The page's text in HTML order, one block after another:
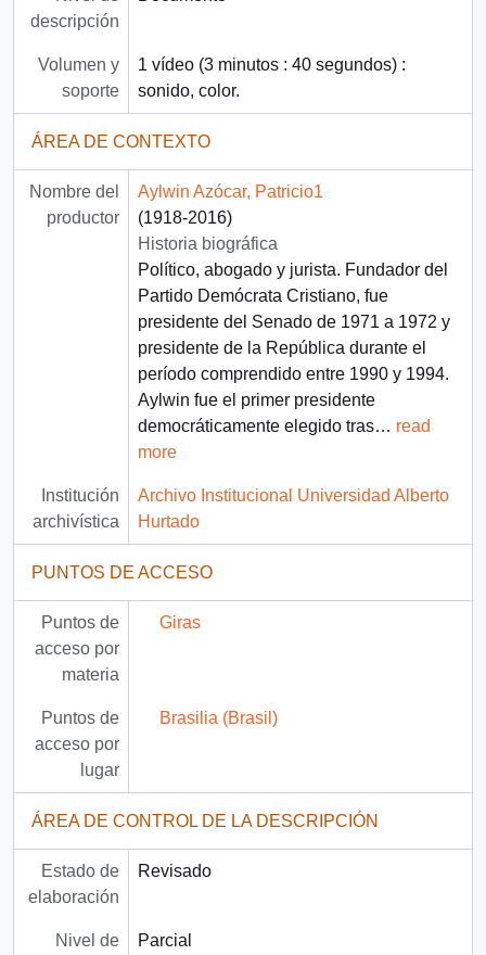
descripción
Volumen y
soporte
1 vídeo (3 minutos : 40 segundos) :
sonido, color.
ÁREA DE CONTEXTO
Nombre del
productor
Aylwin Azócar, Patricio1
(1918-2016)
Historia biográfica
Político, abogado y jurista. Fundador del
Partido Demócrata Cristiano, fue
presidente del Senado de 1971 a 1972 y
presidente de la República durante el
período comprendido entre 1990 y 1994.
Aylwin fue el primer presidente
democráticamente elegido tras… read
more
Institución
archivística
Archivo Institucional Universidad Alberto
Hurtado
PUNTOS DE ACCESO
Puntos de
acceso por
materia
Giras
Puntos de
acceso por
lugar
Brasilia (Brasil)
ÁREA DE CONTROL DE LA DESCRIPCIÓN
Estado de
elaboración
Revisado
Nivel de
Parcial